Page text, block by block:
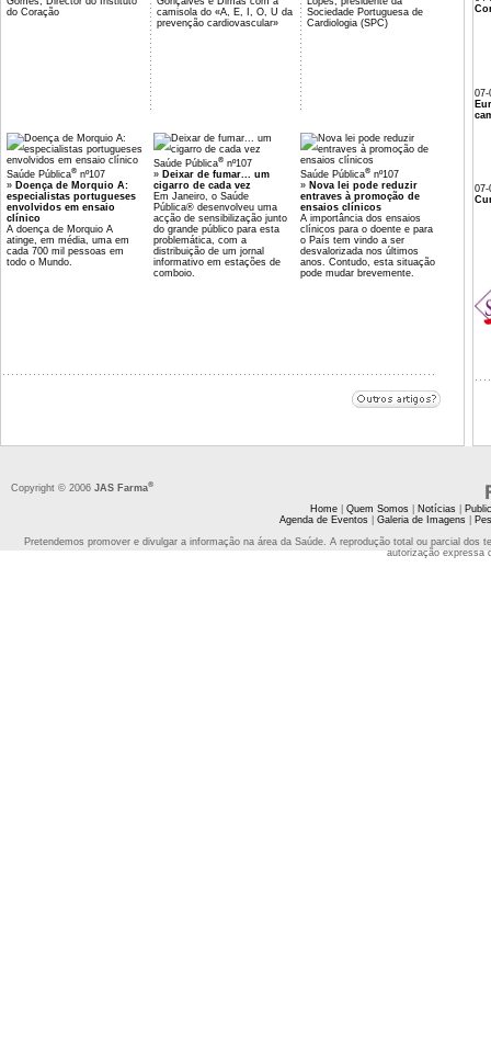
do Coração
camisola do «A, E, I, O, U da
prevenção cardiovascular»
Sociedade Portuguesa de
Cardiologia (SPC)
Saúde Pública® nº107
» Doença de Morquio A:
especialistas portugueses
envolvidos em ensaio
clínico
A doença de Morquio A
atinge, em média, uma em
cada 700 mil pessoas em
todo o Mundo.
Saúde Pública® nº107
» Deixar de fumar... um
cigarro de cada vez
Em Janeiro, o Saúde
Pública® desenvolveu uma
acção de sensibilização junto
do grande público para esta
problemática, com a
distribuição de um jornal
informativo em estações de
comboio.
Saúde Pública® nº107
» Nova lei pode reduzir
entraves à promoção de
ensaios clínicos
A importância dos ensaios
clínicos para o doente e para
o País tem vindo a ser
desvalorizada nos últimos
anos. Contudo, esta situação
pode mudar brevemente.
07-
07-
Copyright © 2006 JAS Farma®
Home| Quem Somos| Notícias|
Agenda de Eventos| Galeria de Imagens|
Pretendemos promover e divulgar a informação na área da Saúde. A reprodução total ou parcial
autorização expressa